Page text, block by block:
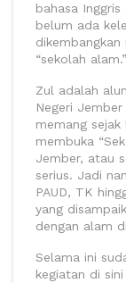
bahasa
belum ada
“sekolah alam.”
Zul adalah
Negeri
memang sejak
membuka
Jember, atau
serius. Jadi
PAUD, TK
yang
dengan alam
Selama ini
kegiatan di